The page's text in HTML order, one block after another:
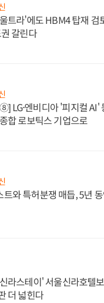
트라'에도 HBM4 탑재 검
갈린다
LG·엔비디아 '피지컬 AI'
합 로보틱스 기업으로
와 특허분쟁 매듭, 5년
라스테이' 서울신라호텔
더 넓힌다